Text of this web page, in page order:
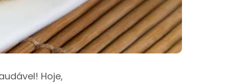
Hoje,